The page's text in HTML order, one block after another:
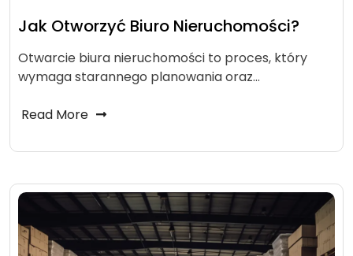
Jak Otworzyć Biuro Nieruchomości?
Otwarcie biura nieruchomości to proces, który
wymaga starannego planowania oraz…
Read More